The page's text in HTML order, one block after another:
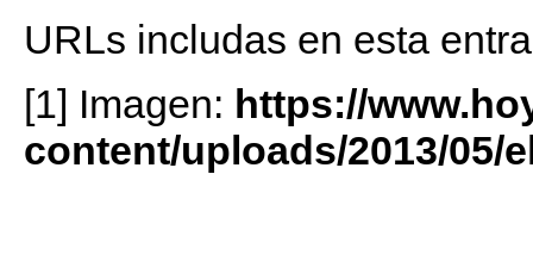
URLs includas en esta
[1] Imagen: https://
content/uploads/2013/05/